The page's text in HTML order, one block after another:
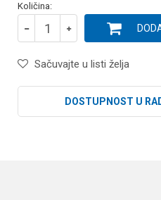
Količina:
Sačuvajte u listi želja
DOSTUPNOST U